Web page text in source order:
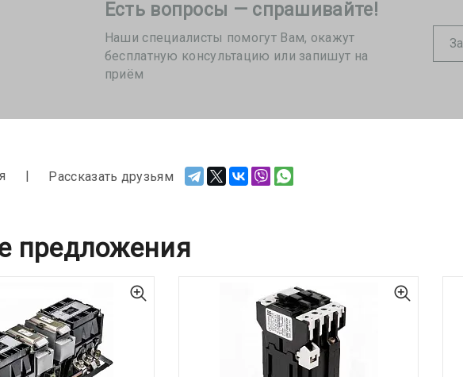
Есть вопросы — спрашивайте!
Наши специалисты помогут Вам, окажут
бесплатную консультацию или запишут на
приём
Рассказать друзьям
предложения